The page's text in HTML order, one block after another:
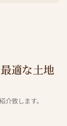
適な土地
致します。